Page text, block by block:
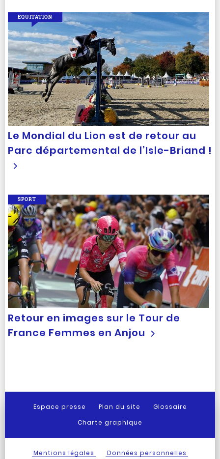
Le Mondial du Lion est de retour au
Parc départemental de l’Isle-Briand !
ÉQUITATION
Retour en images sur le Tour de
France Femmes en Anjou
SPORT
Espace presse Plan du site
Glossaire
Charte graphique
Mentions légales
Données personnelles